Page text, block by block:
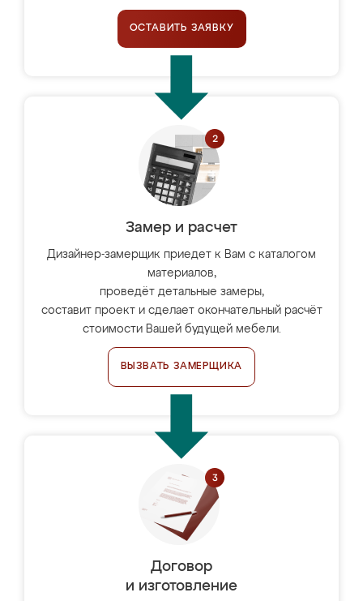
ОСТАВИТЬ ЗАЯВКУ
Замер и расчет
Дизайнер-замерщик приедет к Вам с каталогом
материалов,
проведёт детальные замеры,
составит проект и сделает окончательный расчёт
стоимости Вашей будущей мебели.
ВЫЗВАТЬ ЗАМЕРЩИКА
Договор
и изготовление